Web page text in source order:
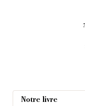
7
Notre livre